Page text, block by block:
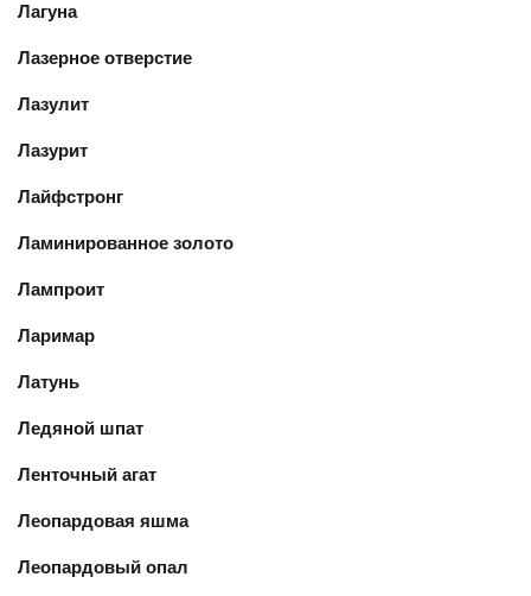
Лагуна
Лазерное отверстие
Лазулит
Лазурит
Лайфстронг
Ламинированное золото
Лампроит
Ларимар
Латунь
Ледяной шпат
Ленточный агат
Леопардовая яшма
Леопардовый опал